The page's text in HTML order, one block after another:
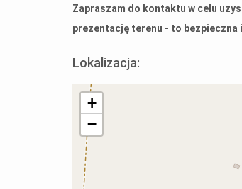
Zapraszam do kontaktu w celu
prezentację terenu - to
Lokalizacja:
+
−